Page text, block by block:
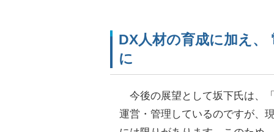
DX人材の育成に加え、
に
今後の展望として坂下氏は、
運営・管理しているのですが、